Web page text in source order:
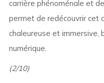
carrière phénoménale et
permet de redécouvrir cet
chaleureuse et immersive,
numérique.
(2/10)